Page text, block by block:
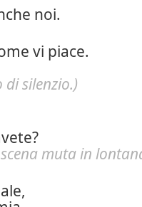
noi.
vi piace.
silenzio.)
muta in